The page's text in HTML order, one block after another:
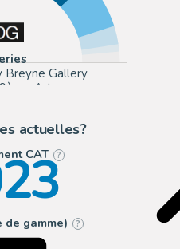
Breyne Gallery
Art
actuelles?
CAT ?
de gamme) ?